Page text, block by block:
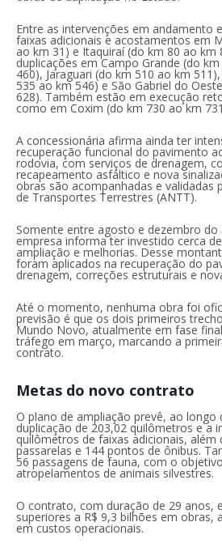
Entre as intervenções em andamento
faixas adicionais e acostamentos em
ao km 31) e Itaquiraí (do km 80 ao km
duplicações em Campo Grande (do
460), Jaraguari (do km 510 ao km
535 ao km 546) e São Gabriel do
628). Também estão em execução
como em Coxim (do km 730 ao km
A concessionária afirma ainda ter
recuperação funcional do pavimento
rodovia, com serviços de drenagem,
recapeamento asfáltico e nova
obras são acompanhadas e validadas
de Transportes Terrestres (ANTT).
Somente entre agosto e dezembro do
empresa informa ter investido cerca
ampliação e melhorias. Desse
foram aplicados na recuperação do
drenagem, correções estruturais e
Até o momento, nenhuma obra foi
previsão é que os dois primeiros
Mundo Novo, atualmente em fase
tráfego em março, marcando a
contrato.
Metas do novo contrato
O plano de ampliação prevê, ao longo
duplicação de 203,02 quilômetros e a
quilômetros de faixas adicionais, além
passarelas e 144 pontos de ônibus.
56 passagens de fauna, com o
atropelamentos de animais silvestres.
O contrato, com duração de 29 anos,
superiores a R$ 9,3 bilhões em obras,
em custos operacionais.